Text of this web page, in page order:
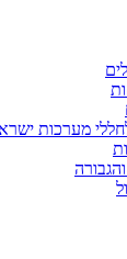
מערכות